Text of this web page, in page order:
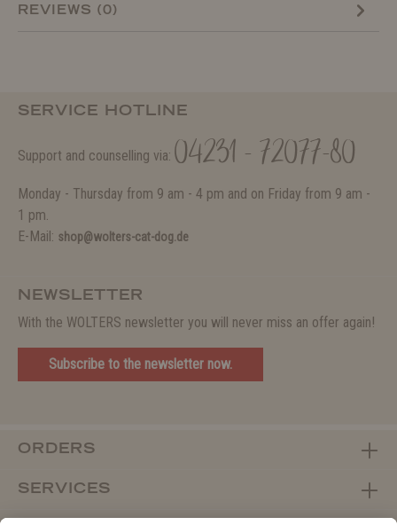
REVIEWS (0)
SERVICE HOTLINE
Support and counselling via: 04231 - 72077-80
Monday - Thursday from 9 am - 4 pm and on Friday from 9 am -
1 pm.
E-Mail: shop@wolters-cat-dog.de
NEWSLETTER
With the WOLTERS newsletter you will never miss an offer again!
Subscribe to the newsletter now.
ORDERS
SERVICES